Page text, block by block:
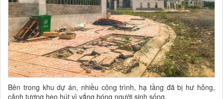
Bên trong khu dự án, nhiều công trình, hạ tầng đã bị hư hỏng,
cảnh tượng heo hút vì vắng bóng người sinh sống.